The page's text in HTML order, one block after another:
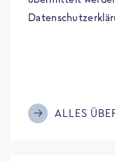
ALLES